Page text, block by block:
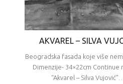
AKVAREL – SILVA
Beogradska fasada koje više
Dimenzije- 34×22cm Continue
“Akvarel – Silva Vujović”…